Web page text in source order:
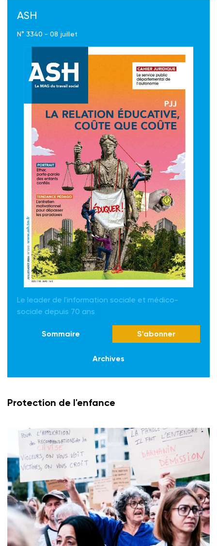
ASH
N° 3340 - 08 juillet
Le leader de l'information sociale et médico-
sociale depuis 70 ans
Sommaire S'abonner
Archives
Protection de l'enfance